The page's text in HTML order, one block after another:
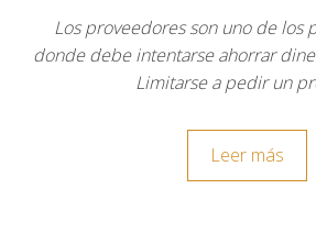
Los proveedores son uno de los
donde debe intentarse ahorrar
Limitarse a pedir un
Leer más